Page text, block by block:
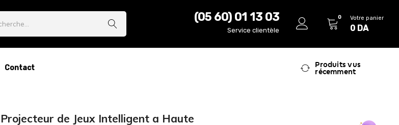
(05 60) 01 13 03
Service clientèle
0 Votre panier
0 DA
Contact
Produits vus
récemment
Projecteur de Jeux Intelligent a Haute